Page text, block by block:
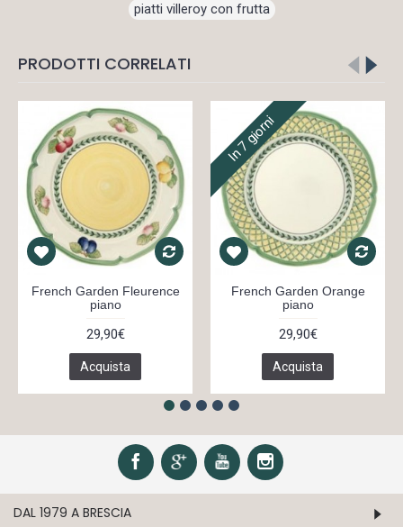
piatti villeroy con frutta
PRODOTTI CORRELATI
French Garden Fleurence
piano
29,90€
Acquista
In 7 giorni
French Garden Orange
piano
29,90€
Acquista
DAL 1979 A BRESCIA